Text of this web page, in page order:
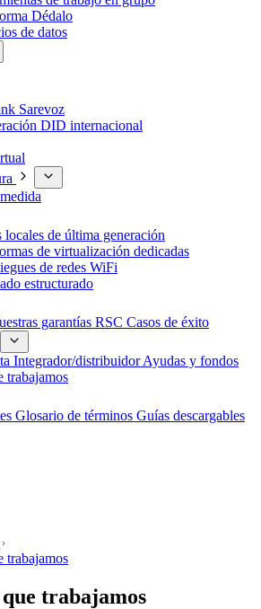
Dédalo
de datos
Sarevoz
DID internacional
locales de última generación
de virtualización dedicadas
de redes WiFi
estructurado
garantías RSC Casos de éxito
Integrador/distribuidorAyudas y fondos
trabajamos
Glosario de términos Guías descargables
trabajamos
trabajamos